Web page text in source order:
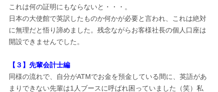
これは何の証明にもならないと・・・。
日本の大使館で英訳したものか何かが必要と言われ、これは絶対
に無理だと悟り諦めました。残念ながらお客様社長の個人口座は
開設できませんでした。
【３】先輩会計士編
同様の流れで、自分がATMでお金を預金している間に、英語があ
まりできない先輩は1人ブースに呼ばれ困っていました（笑）私